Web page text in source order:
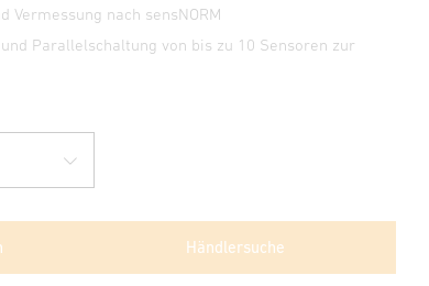
Vermessung nach sensNORM
und Parallelschaltung von bis zu 10 Sensoren zur
Händlersuche